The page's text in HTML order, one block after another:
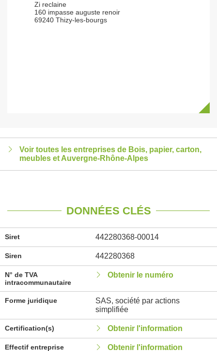
Zi reclaine
160 impasse auguste renoir
69240 Thizy-les-bourgs
Voir toutes les entreprises de Bois, papier, carton,
meubles et Auvergne-Rhône-Alpes
DONNÉES CLÉS
Siret 442280368-00014
Siren 442280368
N° de TVA
intracommunautaire
Obtenir le numéro
Forme juridique
SAS, société par actions
simplifiée
Certification(s) Obtenir l'information
Effectif entreprise Obtenir l'information